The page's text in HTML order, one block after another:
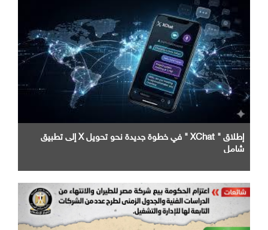
إطلاق " XChat " في خطوة جديدة نحو تحويل X إلى تطبيق
شامل